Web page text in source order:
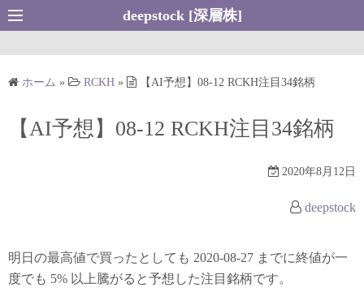
コ
ン
deepstock [深層株]
ホーム » RCKH » 【AI予想】08-12 RCKH注目34銘柄
【AI予想】08-12 RCKH注目34銘柄
2020年8月12日
deepstock
明日の最高値で買ったとしても 2020-08-27 までに終値が一
度でも 5% 以上騰がると予想した注目銘柄です。